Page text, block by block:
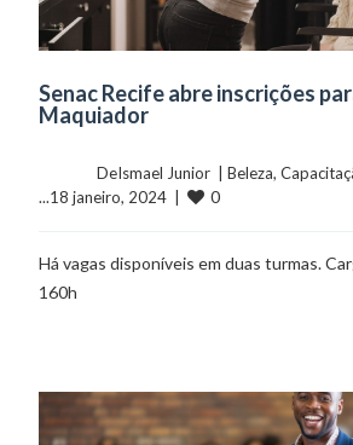
Senac Recife abre inscrições
Maquiador
	    	DeIsmael Junior  |
Beleza,
...18 janeiro, 2024  |
0
Há vagas disponíveis em duas turmas.
160h